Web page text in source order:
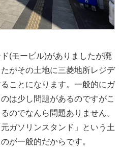
(モービル)がありましたが廃
がその土地に三菱地所レジデ
ことになります。一般的にガ
は少し問題があるのですがこ
のでなんら問題ありません。
ガソリンスタンド」という土
が一般的だからです。